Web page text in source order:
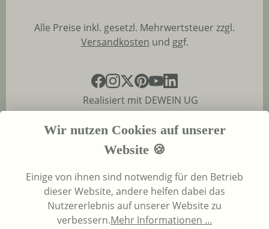
Alle Preise inkl. gesetzl. Mehrwertsteuer zzgl.
Versandkosten und ggf.
Realisiert mit DEWEIN UG
Wir nutzen Cookies auf unserer
Website 🍪
Einige von ihnen sind notwendig für den Betrieb
dieser Website, andere helfen dabei das
Nutzererlebnis auf unserer Website zu
verbessern.Mehr Informationen ...